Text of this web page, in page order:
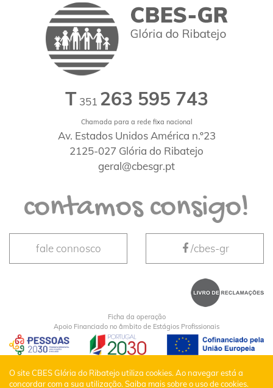
T 351 263 595 743
Chamada para a rede fixa nacional
Av. Estados Unidos América n.º23
2125-027 Glória do Ribatejo
geral@cbesgr.pt
contamos consigo!
fale connosco /cbes-gr
Ficha da operação
Apoio Financiado no âmbito de Estágios Profissionais
CBES Glória do Ribatejo © Todos os Direitos
O site CBES Glória do Ribatejo utiliza cookies. Ao navegar está a
concordar com a sua utilização. Saiba mais sobre o uso de cookies.